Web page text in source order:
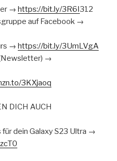
→ https://bit.ly/3R6I312
auf Facebook →
→ https://bit.ly/3UmLVgA
→
3KXjaoq
DICH AUCH
dein Galaxy S23 Ultra →